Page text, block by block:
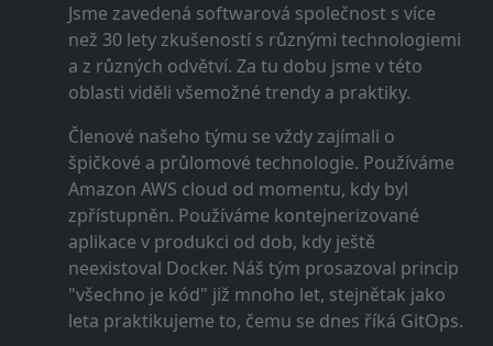
Jsme zavedená softwarová společnost s více
než 30 lety zkušeností s různými technologiemi
a z různých odvětví. Za tu dobu jsme v této
oblasti viděli všemožné trendy a praktiky.
Členové našeho týmu se vždy zajímali o
špičkové a průlomové technologie. Používáme
Amazon AWS cloud od momentu, kdy byl
zpřístupněn. Používáme kontejnerizované
aplikace v produkci od dob, kdy ještě
neexistoval Docker. Náš tým prosazoval princip
"všechno je kód" již mnoho let, stejnětak jako
leta praktikujeme to, čemu se dnes říká GitOps.